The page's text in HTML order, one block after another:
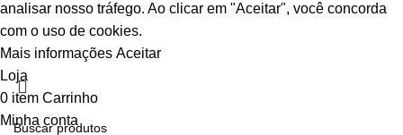
analisar nosso tráfego. Ao clicar em "Aceitar", você concorda
com o uso de cookies.
Mais informações Aceitar
Loja
0 item Carrinho
Minha conta